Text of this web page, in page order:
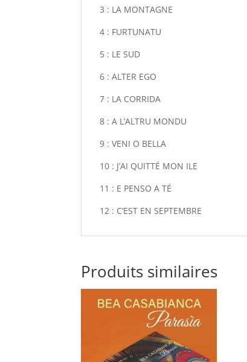
3 : LA MONTAGNE
4 : FURTUNATU
5 : LE SUD
6 : ALTER EGO
7 : LA CORRIDA
8 : A L’ALTRU MONDU
9 : VENI O BELLA
10 : J’AI QUITTÉ MON ILE
11 : E PENSO A TÉ
12 : C’EST EN SEPTEMBRE
Produits similaires